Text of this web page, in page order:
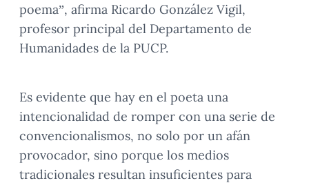
poema”, afirma Ricardo González Vigil,
profesor principal del Departamento de
Humanidades de la PUCP.
Es evidente que hay en el poeta una
intencionalidad de romper con una serie de
convencionalismos, no solo por un afán
provocador, sino porque los medios
tradicionales resultan insuficientes para